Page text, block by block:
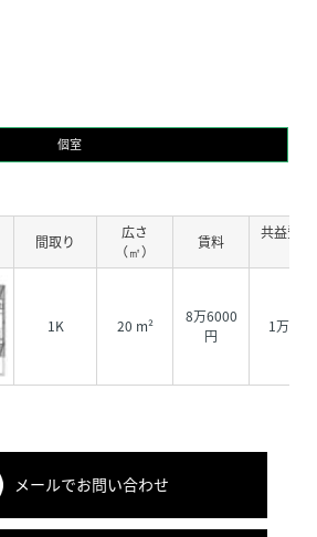
個室
間取り
広さ
（㎡）
賃料
共益費
1K 20 m²
8万6000
円
1万
メールでお問い合わせ